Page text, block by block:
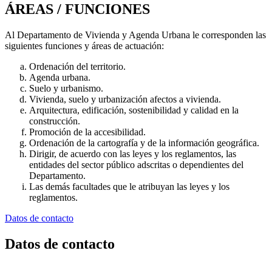
ÁREAS / FUNCIONES
Al Departamento de Vivienda y Agenda Urbana le corresponden las
siguientes funciones y áreas de actuación:
Ordenación del territorio.
Agenda urbana.
Suelo y urbanismo.
Vivienda, suelo y urbanización afectos a vivienda.
Arquitectura, edificación, sostenibilidad y calidad en la
construcción.
Promoción de la accesibilidad.
Ordenación de la cartografía y de la información geográfica.
Dirigir, de acuerdo con las leyes y los reglamentos, las
entidades del sector público adscritas o dependientes del
Departamento.
Las demás facultades que le atribuyan las leyes y los
reglamentos.
Datos de contacto
Datos de contacto